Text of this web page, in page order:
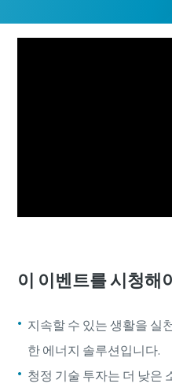
이 이벤트를 시청해
지속할 수 있는 생활을 실
한 에너지 솔루션입니다.
청정 기술 투자는 더 낮은